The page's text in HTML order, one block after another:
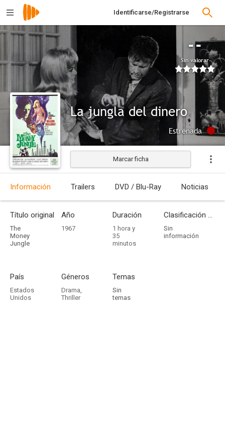
Identificarse/Registrarse
--
Sin valorar
La jungla del dinero
Estrenada
Marcar ficha
Información Trailers DVD / Blu-Ray Noticias
Título original
The
Money
Jungle
Año
1967
Duración
1 hora y
35
minutos
Clasificación por edades
Sin
información
País
Estados
Unidos
Géneros
Drama,
Thriller
Temas
Sin
temas